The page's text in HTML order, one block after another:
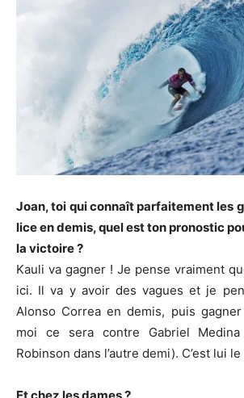
Joan, toi qui connaît parfaitement les
lice en demis, quel est ton pronostic
la victoire ?
Kauli va gagner ! Je pense vraiment
ici. Il va y avoir des vagues et je
Alonso Correa en demis, puis gagner
moi ce sera contre Gabriel
Robinson dans l’autre demi). C’est lui
Et chez les dames ?